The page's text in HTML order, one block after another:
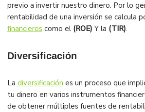
previo a invertir nuestro dinero. Por lo
rentabilidad de una inversión se calcula
financieros como el (ROE) Y la (TIR).
Diversificación
La diversificación es un proceso que
tu dinero en varios instrumentos
de obtener múltiples fuentes de